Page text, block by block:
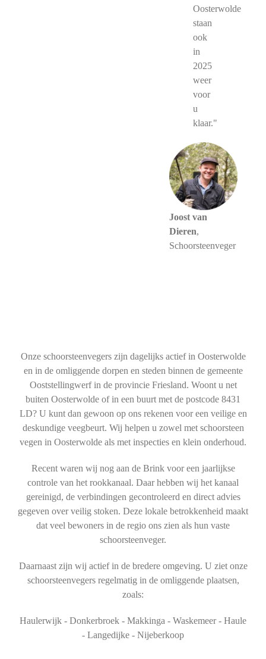
Oosterwolde
staan
ook
in
2025
weer
voor
u
klaar."
Joost van
Dieren,
Schoorsteenveger
Onze schoorsteenvegers zijn dagelijks actief in Oosterwolde
en in de omliggende dorpen en steden binnen de gemeente
Ooststellingwerf in de provincie Friesland. Woont u net
buiten Oosterwolde of in een buurt met de postcode 8431
LD? U kunt dan gewoon op ons rekenen voor een veilige en
deskundige veegbeurt. Wij helpen u zowel met schoorsteen
vegen in Oosterwolde als met inspecties en klein onderhoud.
Recent waren wij nog aan de Brink voor een jaarlijkse
controle van het rookkanaal. Daar hebben wij het kanaal
gereinigd, de verbindingen gecontroleerd en direct advies
gegeven over veilig stoken. Deze lokale betrokkenheid maakt
dat veel bewoners in de regio ons zien als hun vaste
schoorsteenveger.
Daarnaast zijn wij actief in de bredere omgeving. U ziet onze
schoorsteenvegers regelmatig in de omliggende plaatsen,
zoals:
Haulerwijk - Donkerbroek - Makkinga - Waskemeer - Haule
- Langedijke - Nijeberkoop